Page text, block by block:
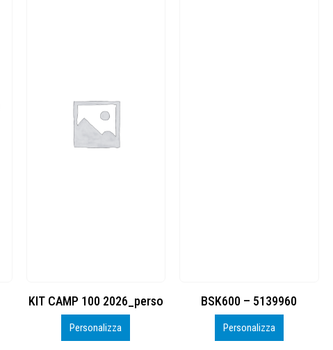
BSK600 – 5139960
Personalizza
DTF
Personalizza